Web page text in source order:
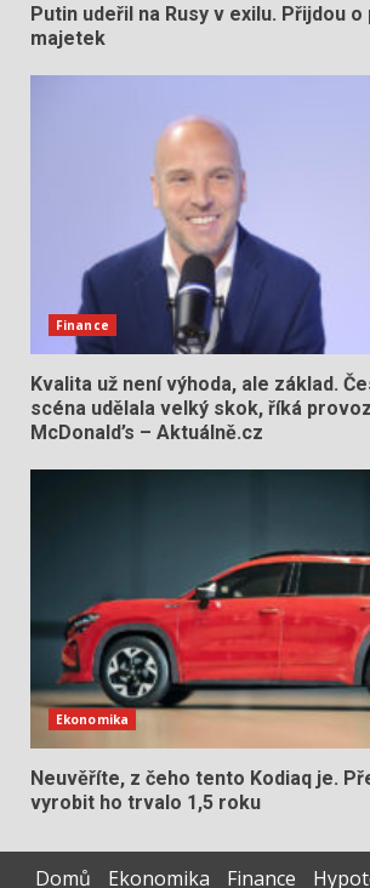
Putin udeřil na Rusy v exilu. Přijdou o
majetek
Finance
Kvalita už není výhoda, ale základ.
scéna udělala velký skok, říká
McDonald’s – Aktuálně.cz
Ekonomika
Neuvěříte, z čeho tento Kodiaq je.
vyrobit ho trvalo 1,5 roku
Domů Ekonomika Finance